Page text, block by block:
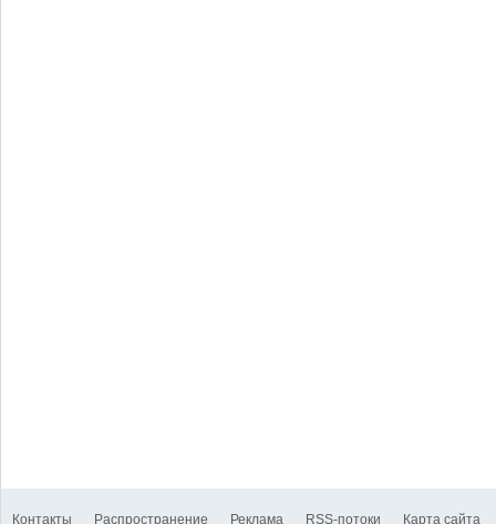
Контакты Распространение Реклама RSS-потоки Карта сайта